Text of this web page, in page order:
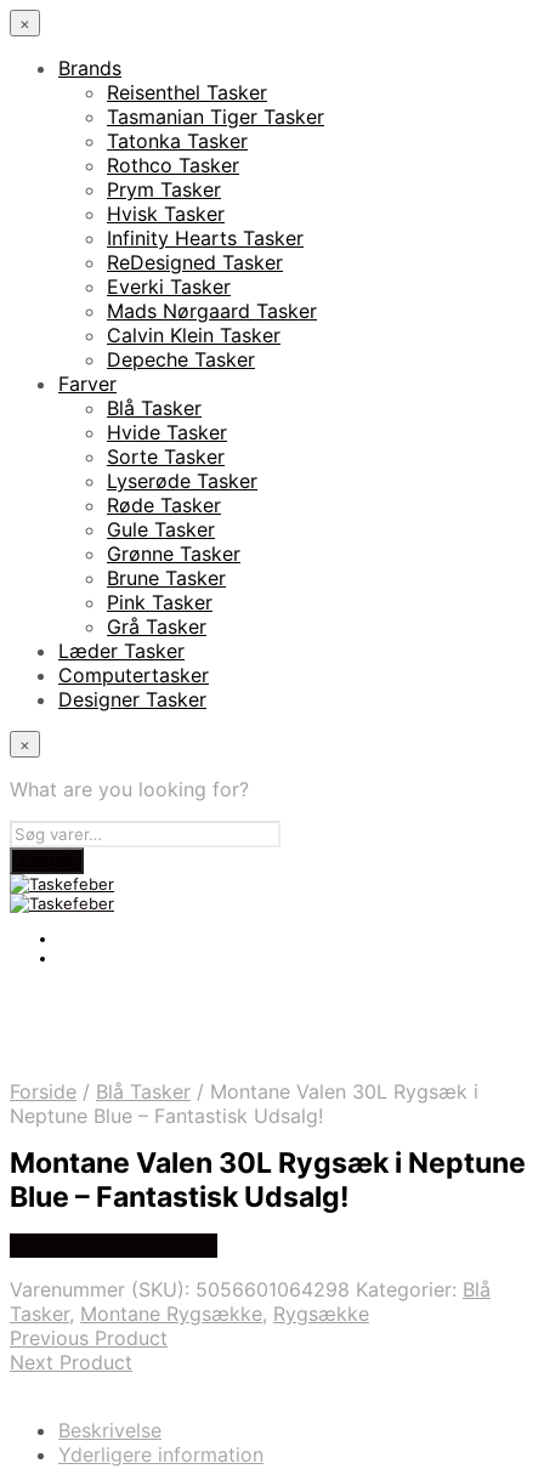
×
Brands
Reisenthel Tasker
Tasmanian Tiger Tasker
Tatonka Tasker
Rothco Tasker
Prym Tasker
Hvisk Tasker
Infinity Hearts Tasker
ReDesigned Tasker
Everki Tasker
Mads Nørgaard Tasker
Calvin Klein Tasker
Depeche Tasker
Farver
Blå Tasker
Hvide Tasker
Sorte Tasker
Lyserøde Tasker
Røde Tasker
Gule Tasker
Grønne Tasker
Brune Tasker
Pink Tasker
Grå Tasker
Læder Tasker
Computertasker
Designer Tasker
×
What are you looking for?
Forside / Blå Tasker / Montane Valen 30L Rygsæk i
Neptune Blue – Fantastisk Udsalg!
Montane Valen 30L Rygsæk i Neptune
Blue – Fantastisk Udsalg!
Varenummer (SKU): 5056601064298 Kategorier: Blå
Tasker, Montane Rygsække, Rygsække
Previous Product
Next Product
Beskrivelse
Yderligere information